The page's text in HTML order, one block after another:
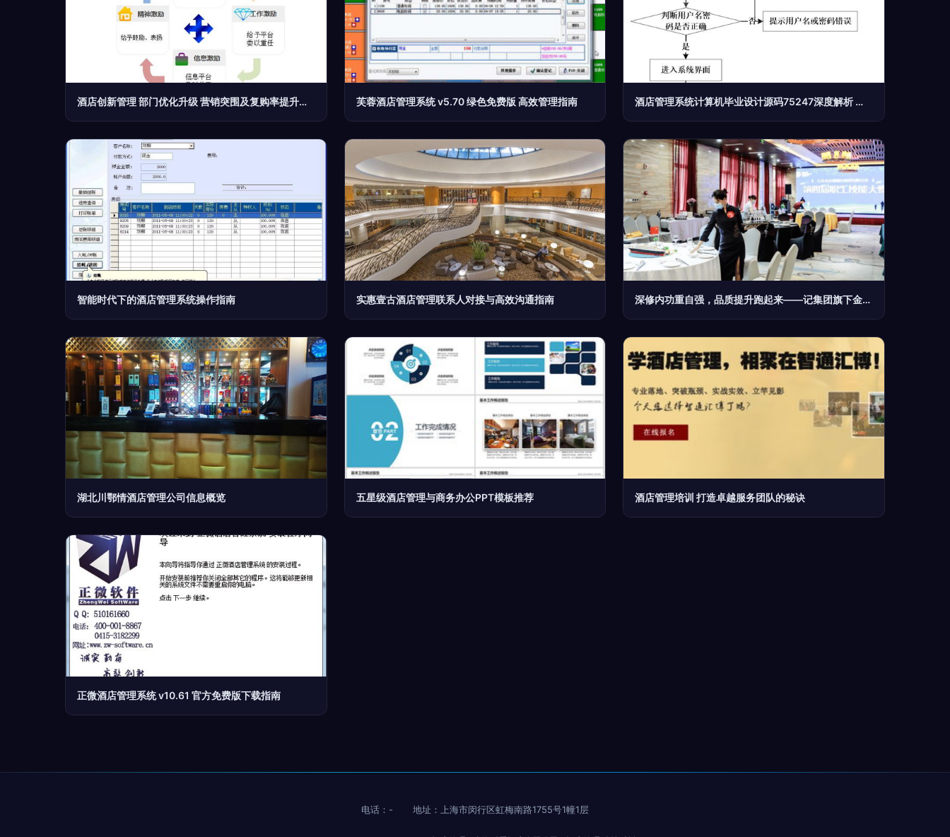
酒店创新管理 部门优化升级 营销突围及复购率提升高级研修班火热报名中 芙蓉酒店管理系统 v5.70 绿色免费版 高效管理指南 酒店管理系统计算机毕业设计源码75247深度解析 构建高效智慧酒店管理方案
智能时代下的酒店管理系统操作指南 实惠壹古酒店管理联系人对接与高效沟通指南 深修内功重自强，品质提升跑起来——记集团旗下金山湖酒店管理公司第四届职工技能大赛
湖北川鄂情酒店管理公司信息概览 五星级酒店管理与商务办公PPT模板推荐 酒店管理培训 打造卓越服务团队的秘诀
正微酒店管理系统 v10.61 官方免费版下载指南
电话：- 地址：上海市闵行区虹梅南路1755号1幢1层